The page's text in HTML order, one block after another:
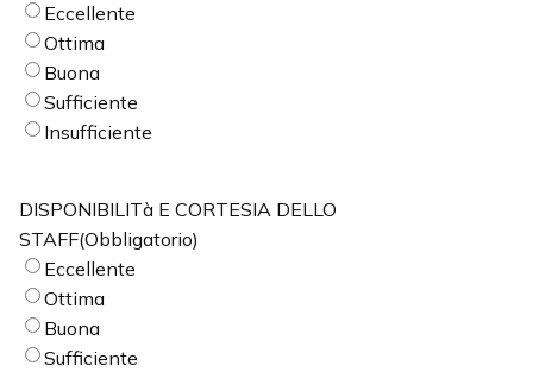
Eccellente
Ottima
Buona
Sufficiente
Insufficiente
DISPONIBILITà E CORTESIA DELLO
STAFF(Obbligatorio)
Eccellente
Ottima
Buona
Sufficiente